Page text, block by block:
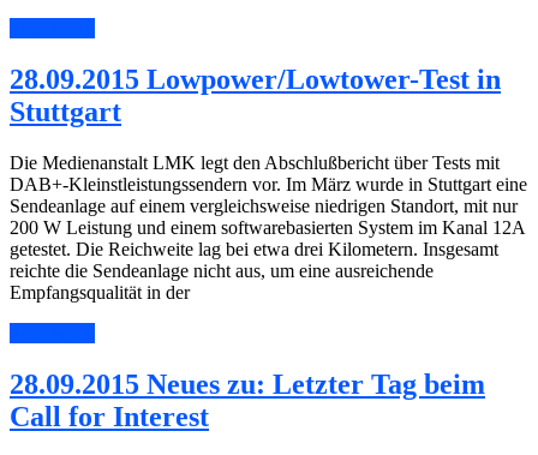
28.09.2015 Lowpower/Lowtower-Test in
Stuttgart
Die Medienanstalt LMK legt den Abschlußbericht über Tests mit
DAB+-Kleinstleistungssendern vor. Im März wurde in Stuttgart eine
Sendeanlage auf einem vergleichsweise niedrigen Standort, mit nur
200 W Leistung und einem softwarebasierten System im Kanal 12A
getestet. Die Reichweite lag bei etwa drei Kilometern. Insgesamt
reichte die Sendeanlage nicht aus, um eine ausreichende
Empfangsqualität in der
28.09.2015 Neues zu: Letzter Tag beim
Call for Interest